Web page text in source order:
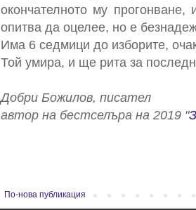
окончателното му
опитва да оцелее, но е
Има 6 седмици до изборите,
Той умира, и ще рита за
Добри Божилов, писател
автор на бестселъра на 2019 "
По-нова публикация